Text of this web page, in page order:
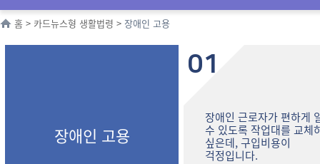
홈 > 카드뉴스형 생활법령 > 장애인 고용
장애인 고용
01
장애인 근로자가 편하게
수 있도록 작업대를 교체
싶은데, 구입비용이
걱정입니다.